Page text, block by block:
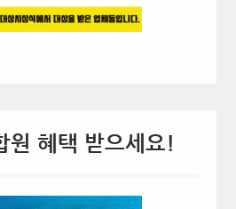
원 혜택 받으세요!